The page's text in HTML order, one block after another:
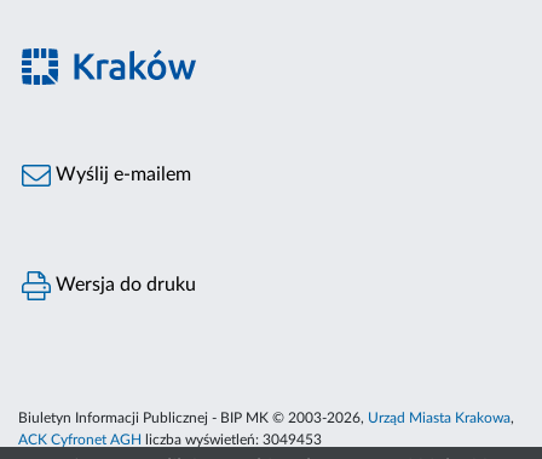
Wyślij e-mailem
Wersja do druku
Biuletyn Informacji Publicznej - BIP MK © 2003-2026, Urząd Miasta Krakowa,
ACK Cyfronet AGH
liczba wyświetleń: 3049453